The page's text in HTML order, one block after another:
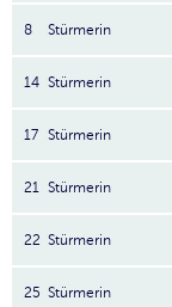
8 Stürmerin
14 Stürmerin
17 Stürmerin
21 Stürmerin
22 Stürmerin
25 Stürmerin